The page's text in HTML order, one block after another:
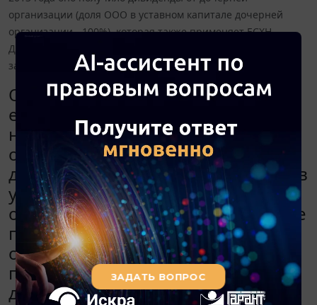
организации (доля ООО в уставном капитале дочерней
организации - 100%), которая также применяет ЕСХН.
Должно ли ООО отразить в налоговой декларации по ЕСХН
за 2013 год полученные дивиденды?
ООО является плательщиком
единого сельскохозяйственного
налога (ЕСХН). В течение 2013 года
оно получило дивиденды от
дочерней организации (доля ООО в
уставном капитале дочерней
организации - 100%), которая также
применяет ЕСХН. Должно ли ООО
отразить в налоговой декларации
по ЕСХН за 2013 год полученные
дивиденды?